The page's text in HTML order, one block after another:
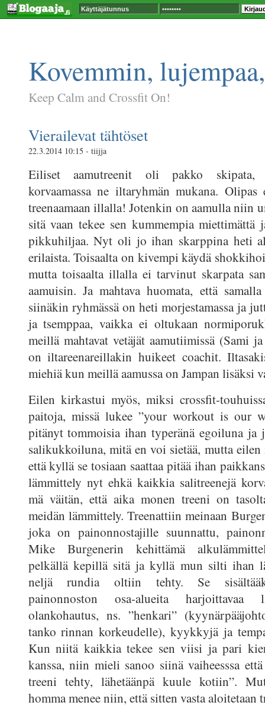
Kovemmin,
Keep Calm and Crossfit On!
Vierailevat tähtöset
22.3.2014 10:15 - tiijja
Eiliset aamutreenit oli pakko
korvaamassa ne iltaryhmän mukana. Olipas
treenaamaan illalla! Jotenkin on aamulla niin
sitä vaan tekee sen kummempia miettimättä
pikkuhiljaa. Nyt oli jo ihan skarppina heti
erilaista. Toisaalta on kivempi käydä
mutta toisaalta illalla ei tarvinut skarpata
aamuisin. Ja mahtava huomata, että
siinäkin ryhmässä on heti morjestamassa ja
ja tsemppaa, vaikka ei oltukaan
meillä mahtavat vetäjät aamutiimissä (Sami
on iltareenareillakin huikeet coachit.
miehiä kun meillä aamussa on Jampan lisäksi
Eilen kirkastui myös, miksi crossfit-
paitoja, missä lukee ”your workout is our
pitänyt tommoisia ihan typeränä egoiluna ja
salikukkoiluna, mitä en voi sietää, mutta
että kyllä se tosiaan saattaa pitää ihan
lämmittely nyt ehkä kaikkia salitreenejä
mä väitän, että aika monen treeni on
meidän lämmittely. Treenattiin meinaan
joka on painonnostajille suunnattu,
Mike Burgenerin kehittämä
pelkällä kepillä sitä ja kyllä mun silti ihan
neljä rundia oltiin tehty. Se
painonnoston osa-alueita harjoittavaa
olankohautus, ns. ”henkari”
tanko rinnan korkeudelle), kyykkyjä ja
Kun niitä kaikkia tekee sen viisi ja pari
kanssa, niin mieli sanoo siinä vaiheesssa
treeni tehty, lähetäänpä kuule kotiin”.
homma menee niin, että sitten vasta aloitetaan